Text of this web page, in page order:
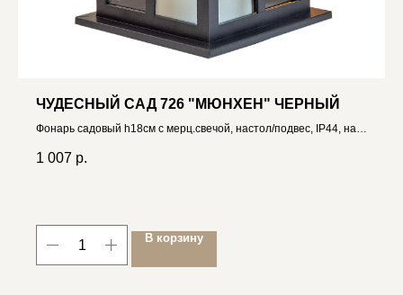
ЧУДЕСНЫЙ САД 726 "МЮНХЕН" ЧЕРНЫЙ
Фонарь садовый h18см с мерц.свечой, настол/подвес, IP44, на
1 007 р.
В корзину